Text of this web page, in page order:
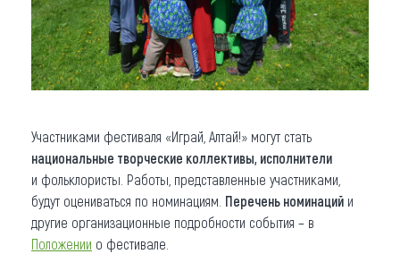
Участниками фестиваля «Играй, Алтай!» могут стать
национальные творческие коллективы, исполнители
и фольклористы. Работы, представленные участниками,
будут оцениваться по номинациям. Перечень номинаций и
другие организационные подробности события – в
Положении о фестивале.